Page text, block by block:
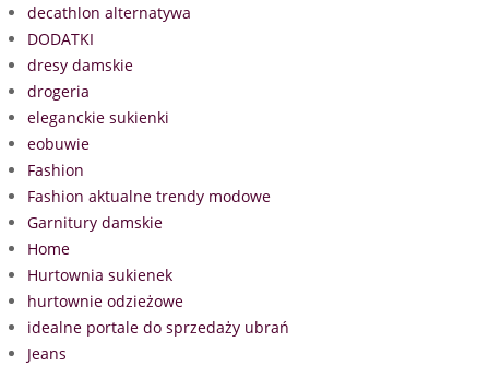
decathlon alternatywa
DODATKI
dresy damskie
drogeria
eleganckie sukienki
eobuwie
Fashion
Fashion aktualne trendy modowe
Garnitury damskie
Home
Hurtownia sukienek
hurtownie odzieżowe
idealne portale do sprzedaży ubrań
Jeans